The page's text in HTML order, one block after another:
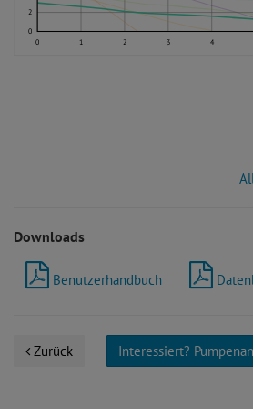
0 1 2 3 4
0
2
Downloads
Benutzerhandbuch
Zurück Interessiert?